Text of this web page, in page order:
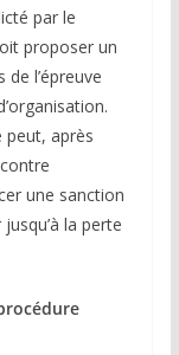
par le
proposer un
l’épreuve
peut, après
une sanction
la perte